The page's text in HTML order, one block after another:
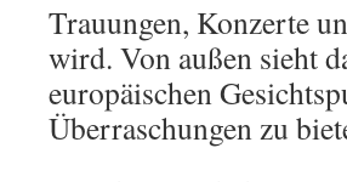
Trauungen, Konzerte
wird. Von außen sieht
europäischen
Überraschungen zu